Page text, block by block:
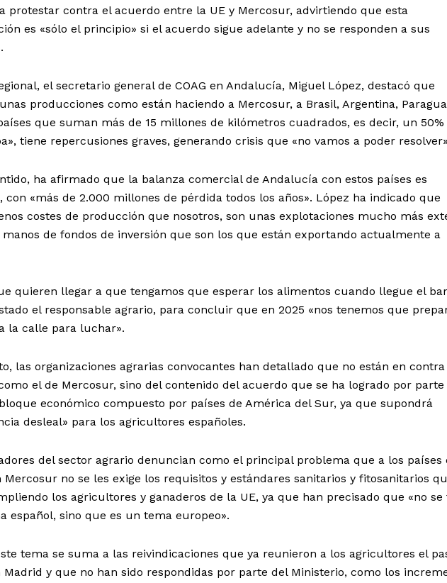
protestar contra el acuerdo entre la UE y Mercosur, advirtiendo que esta
es «sólo el principio» si el acuerdo sigue adelante y no se responden a sus
el secretario general de COAG en Andalucía, Miguel López, destacó que
producciones como están haciendo a Mercosur, a Brasil, Argentina,
que suman más de 15 millones de kilómetros cuadrados, es decir, un 50%
tiene repercusiones graves, generando crisis que «no vamos a poder
ha afirmado que la balanza comercial de Andalucía con estos países es
con «más de 2.000 millones de pérdida todos los años». López ha indicado que
costes de producción que nosotros, son unas explotaciones mucho más
manos de fondos de inversión que son los que están exportando actualmente a
quieren llegar a que tengamos que esperar los alimentos cuando llegue el
el responsable agrario, para concluir que en 2025 «nos tenemos que
la calle para luchar».
las organizaciones agrarias convocantes han detallado que no están en contra
el de Mercosur, sino del contenido del acuerdo que se ha logrado por
económico compuesto por países de América del Sur, ya que supondrá
desleal» para los agricultores españoles.
del sector agrario denuncian como el principal problema que a los países
Mercosur no se les exige los requisitos y estándares sanitarios y fitosanitarios
los agricultores y ganaderos de la UE, ya que han precisado que «no
español, sino que es un tema europeo».
tema se suma a las reivindicaciones que ya reunieron a los agricultores el
y que no han sido respondidas por parte del Ministerio, como los